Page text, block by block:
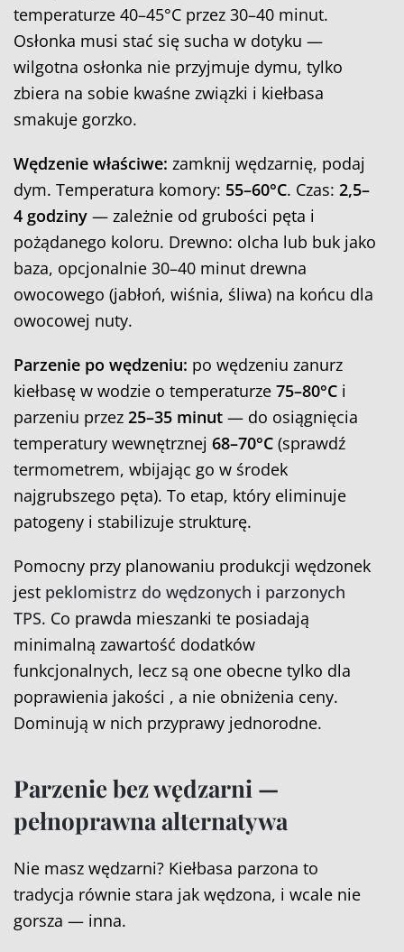
temperaturze 40–45°C przez 30–40 minut.
Osłonka musi stać się sucha w dotyku —
wilgotna osłonka nie przyjmuje dymu, tylko
zbiera na sobie kwaśne związki i kiełbasa
smakuje gorzko.
Wędzenie właściwe: zamknij wędzarnię, podaj
dym. Temperatura komory: 55–60°C. Czas: 2,5–
4 godziny — zależnie od grubości pęta i
pożądanego koloru. Drewno: olcha lub buk jako
baza, opcjonalnie 30–40 minut drewna
owocowego (jabłoń, wiśnia, śliwa) na końcu dla
owocowej nuty.
Parzenie po wędzeniu: po wędzeniu zanurz
kiełbasę w wodzie o temperaturze 75–80°C i
parzeniu przez 25–35 minut — do osiągnięcia
temperatury wewnętrznej 68–70°C (sprawdź
termometrem, wbijając go w środek
najgrubszego pęta). To etap, który eliminuje
patogeny i stabilizuje strukturę.
Pomocny przy planowaniu produkcji wędzonek
jest peklomistrz do wędzonych i parzonych
TPS. Co prawda mieszanki te posiadają
minimalną zawartość dodatków
funkcjonalnych, lecz są one obecne tylko dla
poprawienia jakości , a nie obniżenia ceny.
Dominują w nich przyprawy jednorodne.
Parzenie bez wędzarni —
pełnoprawna alternatywa
Nie masz wędzarni? Kiełbasa parzona to
tradycja równie stara jak wędzona, i wcale nie
gorsza — inna.